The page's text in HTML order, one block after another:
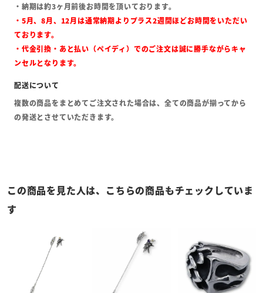
・納期は約3ヶ月前後お時間を頂いております。
・5月、8月、12月は通常納期よりプラス2週間ほどお時間をいただい
ております。
・代金引換・あと払い（ペイディ）でのご注文は誠に勝手ながらキャ
ンセルとなります。
複数の商品をまとめてご注文された場合は、全ての商品が揃ってから
の発送とさせていただきます。
この商品を見た人は、こちらの商品もチェックしていま
す